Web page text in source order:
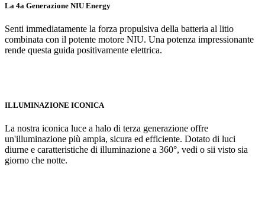
La 4a Generazione NIU Energy
Senti immediatamente la forza propulsiva della batteria al litio
combinata con il potente motore NIU. Una potenza impressionante
rende questa guida positivamente elettrica.
ILLUMINAZIONE ICONICA
La nostra iconica luce a halo di terza generazione offre
un'illuminazione più ampia, sicura ed efficiente. Dotato di luci
diurne e caratteristiche di illuminazione a 360°, vedi o sii visto sia
giorno che notte.